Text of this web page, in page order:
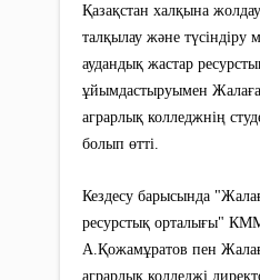
Қазақстан халқына
талқылау жəне
аудандық жастар
ұйымдастыруымен
аграрлық колледжнің
болып өтті.
Кездесу барысында
ресурстық орталығы"
А.Қожамұратов пен
аграрлық колледжі